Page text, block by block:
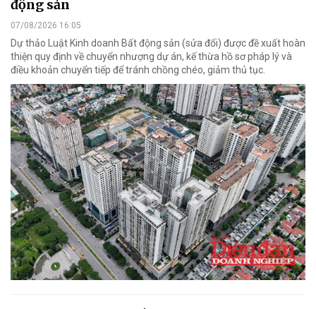
động sản
07/08/2026 16:05
Dự thảo Luật Kinh doanh Bất động sản (sửa đổi) được đề xuất hoàn
thiện quy định về chuyển nhượng dự án, kế thừa hồ sơ pháp lý và
điều khoản chuyển tiếp để tránh chồng chéo, giảm thủ tục.